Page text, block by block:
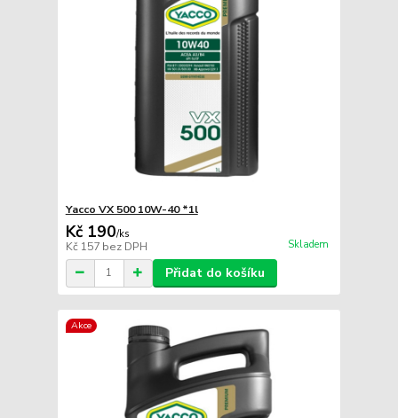
Yacco VX 500 10W-40 *1l
Kč 190/ks
Kč 157 bez DPH Skladem
Přidat do košíku
Akce